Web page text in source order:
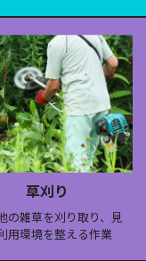
草刈り
の雑草を刈り取り、見
用環境を整える作業